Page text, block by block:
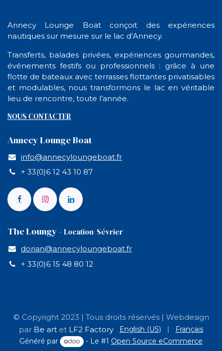
Annecy Lounge Boat conçoit des expériences
nautiques sur mesure sur le lac d’Annecy.
Transferts, balades privées, expériences gourmandes,
événements festifs ou professionnels : grâce à une
flotte de bateaux avec terrasses flottantes privatisables
et modulables, nous transformons le lac en véritable
lieu de rencontre, toute l’année.
NOUS CONTACTER
Annecy Lounge Boat
info@annecyloungeboat.fr
+ 33(0)6 12 43 10 87
The Loungy -Location Sévrier
dorian@annecyloungeboat.fr
+ 33(0)6 15 48 80 12
© Copyright 2023 | Tous droits réservés | Webdesign
par Be art et LF2 Factory English (US) |
Français
Généré par
- Le #1 Open Source eCommerce